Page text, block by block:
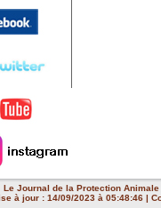
Le Journal de la Protection Animale
à jour : 14/09/2023 à 05:48:46 |